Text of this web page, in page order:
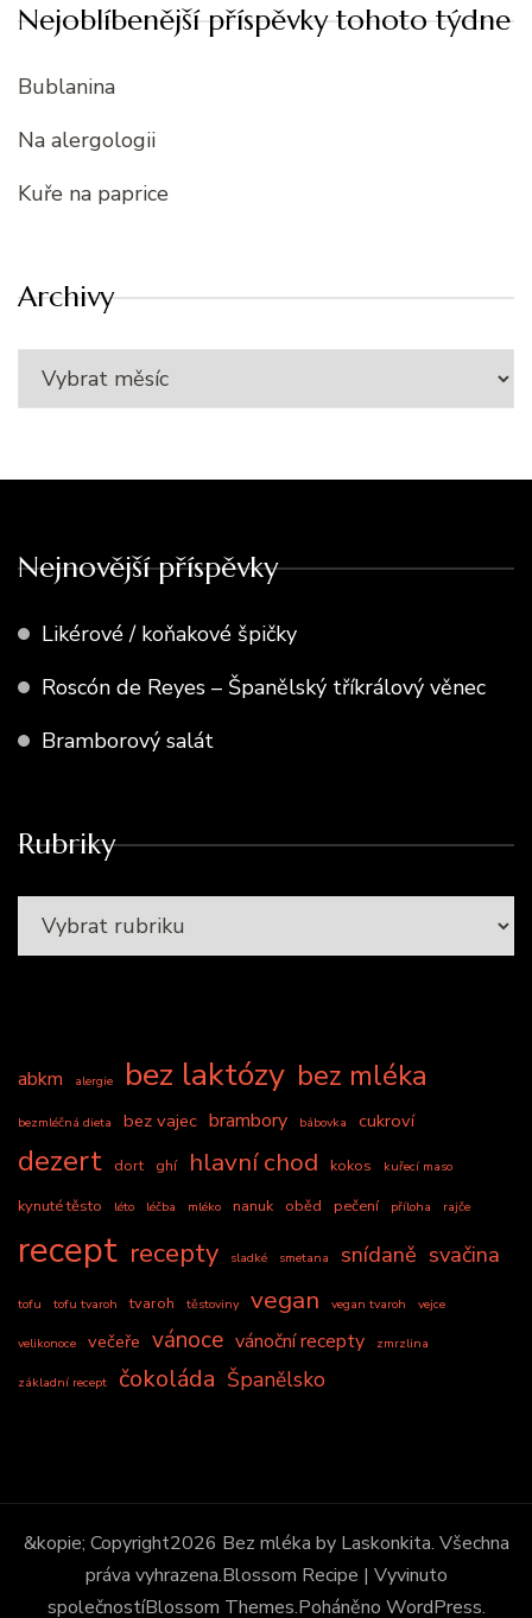
Nejoblíbenější příspěvky tohoto týdne
Bublanina
Na alergologii
Kuře na paprice
Archivy
Nejnovější příspěvky
Likérové / koňakové špičky
Roscón de Reyes – Španělský tříkrálový věnec
Bramborový salát
Rubriky
abkm alergie bez laktózy bez mléka
bezmléčná dieta bez vajec brambory bábovka cukroví
dezert dort ghí hlavní chod kokos kuřecí maso
kynuté těsto léto léčba mléko nanuk oběd pečení příloha rajče
recept recepty sladké smetana snídaně svačina
tofu tofu tvaroh tvaroh těstoviny vegan vegan tvaroh vejce
velikonoce večeře vánoce vánoční recepty zmrzlina
základní recept čokoláda Španělsko
&kopie; Copyright2026 Bez mléka by Laskonkita. Všechna
práva vyhrazena.Blossom Recipe | Vyvinuto
společnostíBlossom Themes.Poháněno WordPress.